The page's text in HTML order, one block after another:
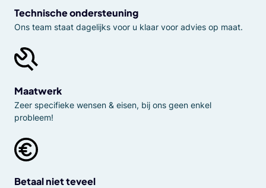
Technische ondersteuning
Ons team staat dagelijks voor u klaar voor advies op maat.
Maatwerk
Zeer specifieke wensen & eisen, bij ons geen enkel
probleem!
Betaal niet teveel